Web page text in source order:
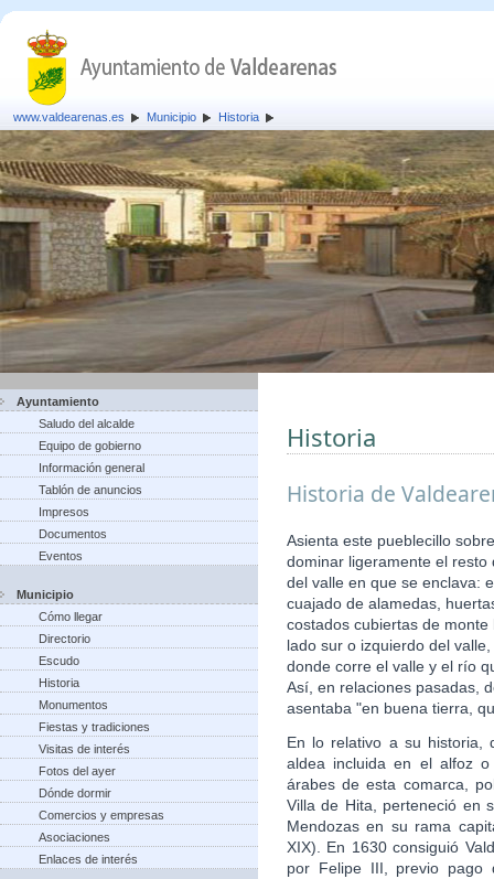
www.valdearenas.es Municipio Historia
Ayuntamiento
Saludo del alcalde
Equipo de gobierno
Información general
Tablón de anuncios
Impresos
Documentos
Eventos
Municipio
Cómo llegar
Directorio
Escudo
Historia
Monumentos
Fiestas y tradiciones
Visitas de interés
Fotos del ayer
Dónde dormir
Comercios y empresas
Asociaciones
Enlaces de interés
Historia
Historia de
Asienta este pueblecillo
dominar ligeramente el
del valle en que se enclava:
cuajado de alamedas,
costados cubiertas de
lado sur o izquierdo del
donde corre el valle y el río
Así, en relaciones pasadas,
asentaba "en buena tierra,
En lo relativo a su historia,
aldea incluida en el alfoz
árabes de esta comarca,
Villa de Hita, perteneció en
Mendozas en su rama
XIX). En 1630 consiguió
por Felipe III, previo pago